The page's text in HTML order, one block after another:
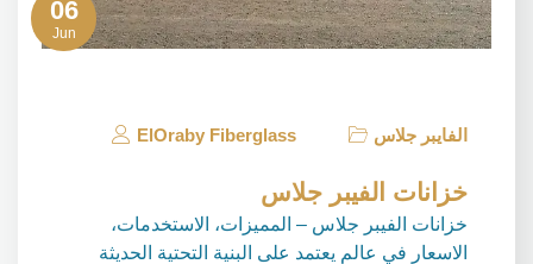
06
Jun
ElOraby Fiberglass الفايبر جلاس
خزانات الفيبر جلاس
خزانات الفيبر جلاس – المميزات، الاستخدمات،
الاسعار في عالم يعتمد على البنية التحتية الحديثة